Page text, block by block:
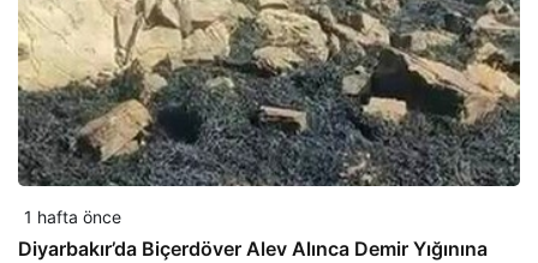
1 hafta önce
Diyarbakır’da Biçerdöver Alev Alınca Demir Yığınına